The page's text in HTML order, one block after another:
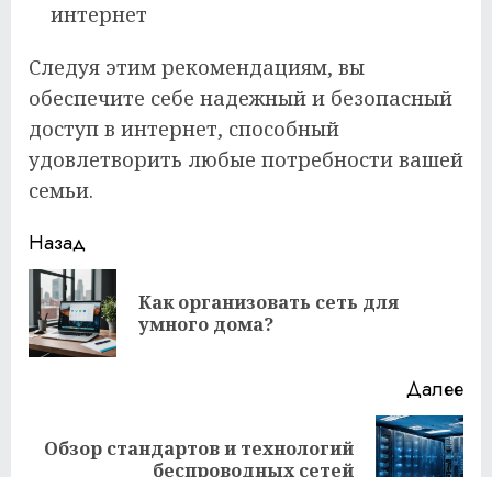
интернет
Следуя этим рекомендациям, вы
обеспечите себе надежный и безопасный
доступ в интернет, способный
удовлетворить любые потребности вашей
семьи.
Продолжить
чтение
Назад
Как организовать сеть для
умного дома?
Далее
Следующая
Обзор стандартов и технологий
беспроводных сетей